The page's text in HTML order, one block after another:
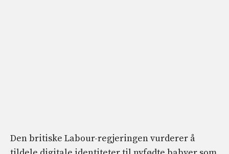
Den britiske Labour-regjeringen vurderer å